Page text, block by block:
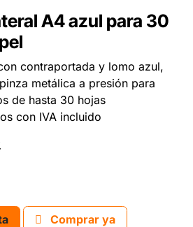
A4 azul para 30
contraportada y lomo azul,
metálica a presión para
de hasta 30 hojas
con IVA incluido
Comprar ya